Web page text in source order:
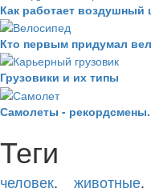
Как работает воздушный
Кто первым придумал
Грузовики и их типы
Самолеты - рекордсмены.
Теги
человек, животные,